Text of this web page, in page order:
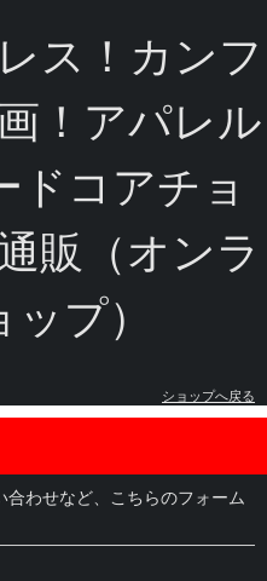
ス！カンフ
！アパレル
ドコアチョ
販（オンラ
プ）
ショップへ戻る
わせなど、こちらのフォーム